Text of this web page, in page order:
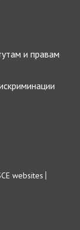
и правам
websites